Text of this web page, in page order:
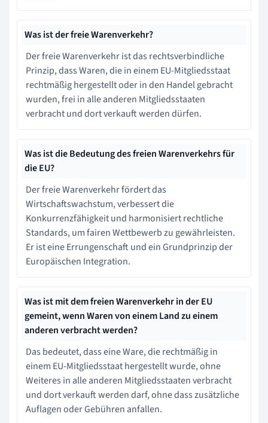
Was ist der freie Warenverkehr?
Der freie Warenverkehr ist das rechtsverbindliche
Prinzip, dass Waren, die in einem EU-Mitgliedsstaat
rechtmäßig hergestellt oder in den Handel gebracht
wurden, frei in alle anderen Mitgliedsstaaten
verbracht und dort verkauft werden dürfen.
Was ist die Bedeutung des freien Warenverkehrs für
die EU?
Der freie Warenverkehr fördert das
Wirtschaftswachstum, verbessert die
Konkurrenzfähigkeit und harmonisiert rechtliche
Standards, um fairen Wettbewerb zu gewährleisten.
Er ist eine Errungenschaft und ein Grundprinzip der
Europäischen Integration.
Was ist mit dem freien Warenverkehr in der EU
gemeint, wenn Waren von einem Land zu einem
anderen verbracht werden?
Das bedeutet, dass eine Ware, die rechtmäßig in
einem EU-Mitgliedsstaat hergestellt wurde, ohne
Weiteres in alle anderen Mitgliedsstaaten verbracht
und dort verkauft werden darf, ohne dass zusätzliche
Auflagen oder Gebühren anfallen.